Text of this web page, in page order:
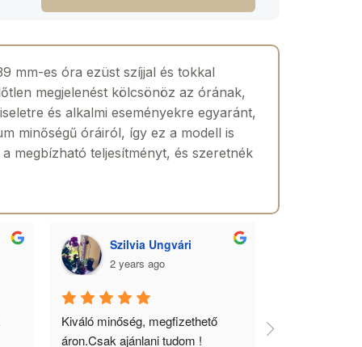
mm-es óra ezüst szíjjal és tokkal
megjelenést kölcsönöz az órának,
és alkalmi eseményekre egyaránt,
minőségű óráiról, így ez a modell is
megbízható teljesítményt, és szeretnék
Szilvia Ungvári
2 years ago
Kiváló minőség, megfizethető
áron.Csak ajánlani tudom !